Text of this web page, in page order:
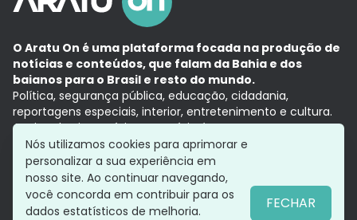
O Aratu On é uma plataforma focada na produção de
notícias e conteúdos, que falam da Bahia e dos
baianos para o Brasil e resto do mundo.
Política, segurança pública, educação, cidadania,
reportagens especiais, interior, entretenimento e cultura.
Aqui, tudo vira notícia e a notícia é no tempo presente,
com a credibilidade do Grupo Aratu.
Grupo Aratu
Política de privacidade
Nós utilizamos cookies para aprimorar e
personalizar a sua experiência em
nosso site. Ao continuar navegando,
você concorda em contribuir para os
dados estatísticos de melhoria.
FECHAR